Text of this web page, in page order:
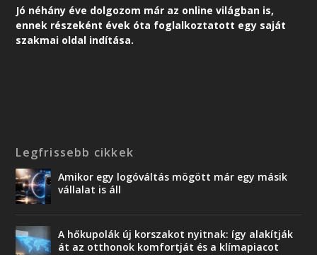
Jó néhány éve dolgozom már az online világban is,
ennek részeként évek óta foglalkoztatott egy saját
szakmai oldal indítása.
Legfrissebb cikkek
Amikor egy logóváltás mögött már egy másik
vállalat is áll
A hőkupolák új korszakot nyitnak: így alakítják
át az otthonok komfortját és a klímapiacot